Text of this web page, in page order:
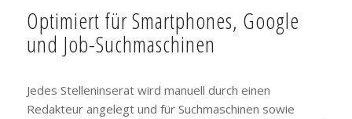
Optimiert für Smartphones, Google
und Job-Suchmaschinen
Jedes Stelleninserat wird manuell durch einen
Redakteur angelegt und für Suchmaschinen sowie